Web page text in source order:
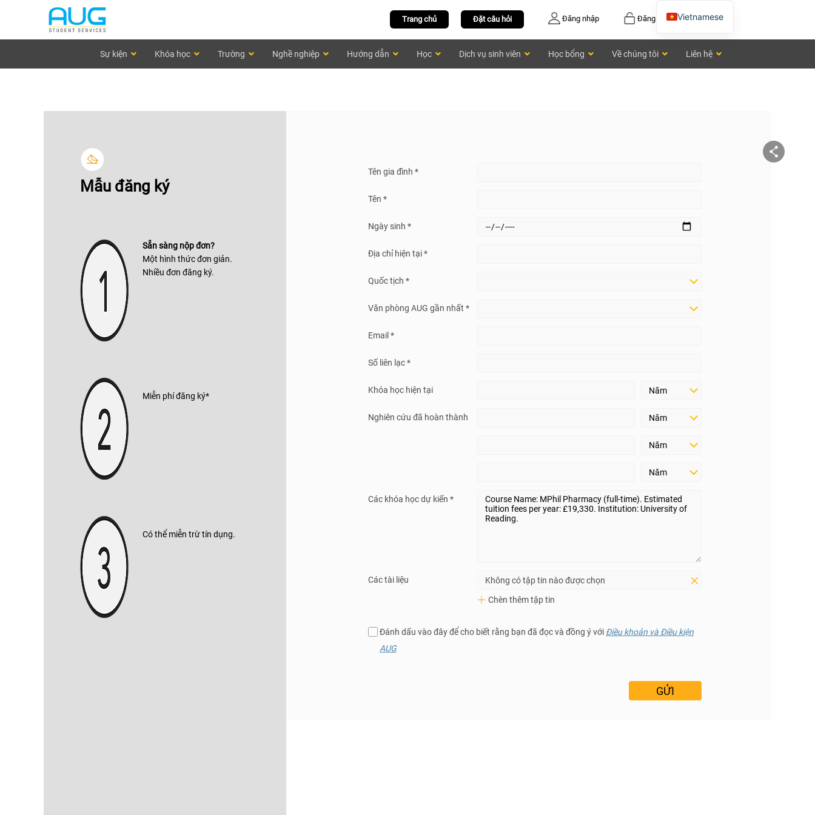
Đăng ký
Đăng nhập
Đặt câu hỏi
Trang chủ
Sự kiện Khóa học Trường Nghề nghiệp Hướng dẫn Học Dịch vụ sinh viên Học bổng Về chúng tôi Liên hệ
Mẫu đăng ký
Sẵn sàng nộp đơn?
Một hình thức đơn giản.
Nhiều đơn đăng ký.
Miễn phí đăng ký*
Có thể miễn trừ tín dụng.
Tên gia đình *
Tên *
Ngày sinh *
Địa chỉ hiện tại *
Quốc tịch *
Văn phòng AUG gần nhất *
Email *
Số liên lạc *
Khóa học hiện tại
Nghiên cứu đã hoàn thành
Các khóa học dự kiến *
Các tài liệu
Không có tập tin nào được chọn
Chèn thêm tập tin
Đánh dấu vào đây để cho biết rằng bạn đã đọc và đồng ý với Điều khoản và Điều kiện
AUG
Vietnamese
Chinese